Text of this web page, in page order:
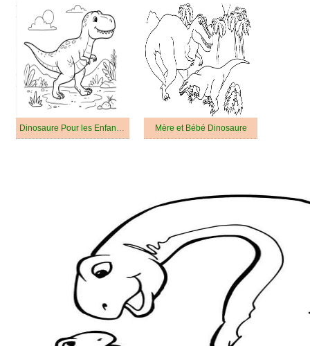
Dinosaure Pour les Enfants de 5 An Mère et Bébé Dinosaure